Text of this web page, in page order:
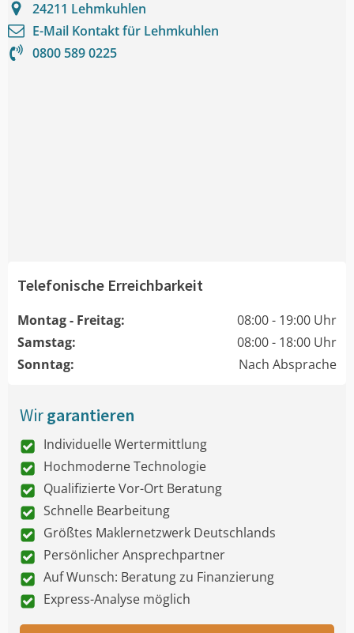
24211 Lehmkuhlen
E-Mail Kontakt für Lehmkuhlen
0800 589 0225
Telefonische Erreichbarkeit
Montag - Freitag:
08:00 - 19:00 Uhr
Samstag:
08:00 - 18:00 Uhr
Sonntag:
Nach Absprache
Wirgarantieren
Individuelle Wertermittlung
Hochmoderne Technologie
Qualifizierte Vor-Ort Beratung
Schnelle Bearbeitung
Größtes Maklernetzwerk Deutschlands
Persönlicher Ansprechpartner
Auf Wunsch: Beratung zu Finanzierung
Express-Analyse möglich